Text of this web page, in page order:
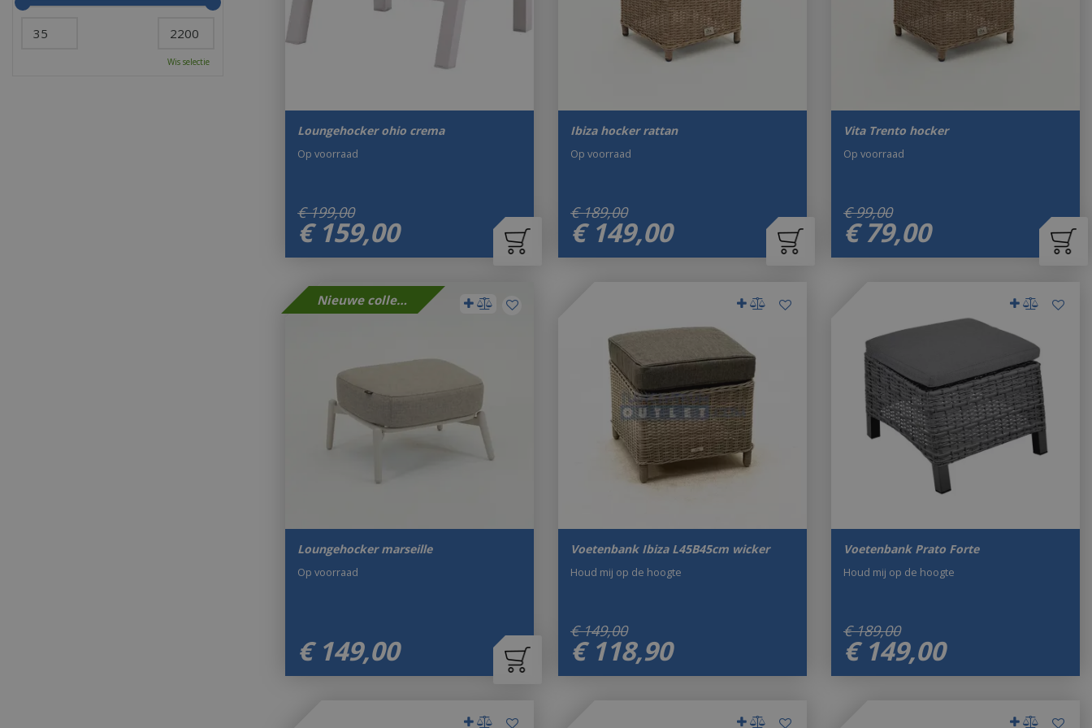
Loungehocker ohio crema
€ 199,00
€ 159,00
Op voorraad
Ibiza hocker rattan
€ 189,00
€ 149,00
Op voorraad
Vita Trento hocker
€ 99,00
€ 79,00
Op voorraad
Nieuwe collectie
Loungehocker marseille
€ 149,00
Op voorraad
Voetenbank Ibiza L45B45cm wicker
€ 149,00
€ 118,90
Houd mij op de hoogte
Voetenbank Prato Forte
€ 189,00
€ 149,00
Houd mij op de hoogte
Wis selectie